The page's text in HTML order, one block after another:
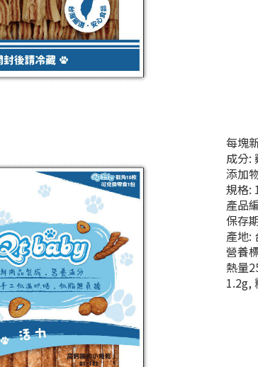
每塊
成分:
添加
規格:
產品
保存
產地:
營養
熱量
1.2g,